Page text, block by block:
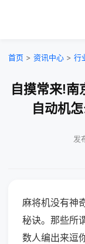
首页 > 资讯中心 > 行
自摸常来!南
自动机
发
麻将机没有神
秘诀。那些所
数人编出来逗